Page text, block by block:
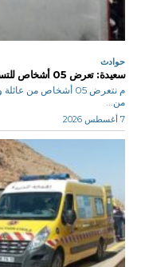
حوادث
سعيدة: تعرض 05 أشخاص للتسمم بغاز أحادي أكسيد الكربون
م نتعرض 05 أشخاص من
من...
7 أغسطس 2026